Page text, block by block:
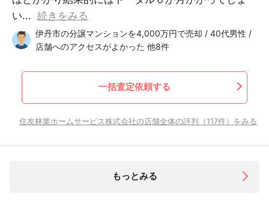
い... 続きをみる
伊丹市の分譲マンションを4,000万円で売却 / 40代男性 /
店舗へのアクセスがよかった 他8件
一括査定依頼する
住友林業ホームサービス株式会社の店舗全体の評判（117件）をみる
もっとみる